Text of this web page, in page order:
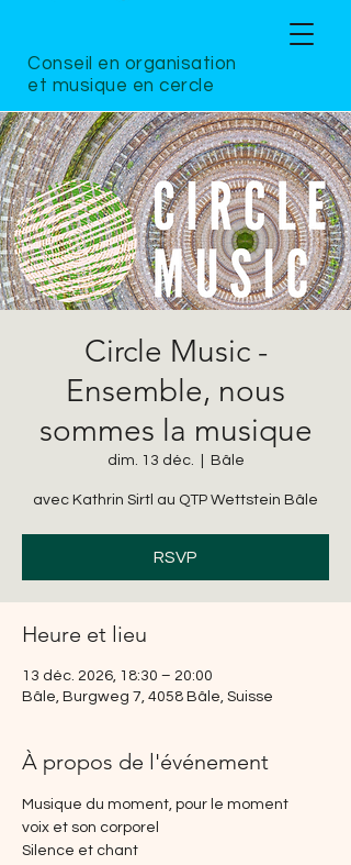
Conseil en organisation
et musique en cercle
Circle Music -
Ensemble, nous
sommes la musique
dim. 13 déc. Bâle
avec Kathrin Sirtl au QTP Wettstein Bâle
RSVP
Heure et lieu
13 déc. 2026, 18:30 – 20:00
Bâle, Burgweg 7, 4058 Bâle, Suisse
À propos de l'événement
Musique du moment, pour le moment
voix et son corporel
Silence et chant